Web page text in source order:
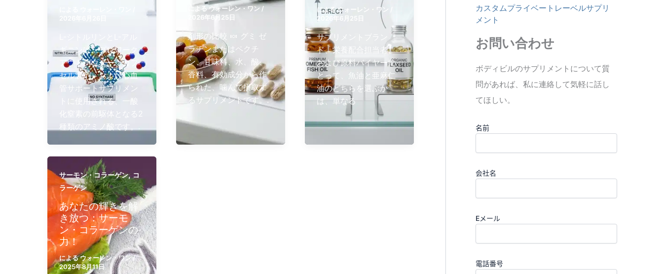
ギニンは、プレワーク
アウトパウダー、カプ
セル製剤、および心血
管サポートサプリメン
トに使用される、一酸
化窒素の前駆体となる2
種類のアミノ酸です。.
による ウォーレン・ワン /
2026年6月25日
剤形の比較 🍬 グミ ゼ
ラチンまたはペクチ
ン、甘味料、水、酸、
香料、有効成分から作
られた、噛んで摂取す
るサプリメントです。.
によるウォーレン・ワン
2026年6月25日
サプリメントブラン
ド、栄養配合担当者、
および原料バイヤーに
とって、魚油と亜麻仁
油のどちらを選ぶか
は、単なる
サーモン・コラーゲン, コ
ラーゲン
あなたの輝きを解
き放つ：サーモ
ン・コラーゲンの
力！
によるウォーレン・ワン/
2025年8月11日
カスタムプライベートレーベルサプリ
メント
お問い合わせ
ボディビルのサプリメントについて質
問があれば、私に連絡して気軽に話し
てほしい。
名前
会社名
Eメール
電話番号